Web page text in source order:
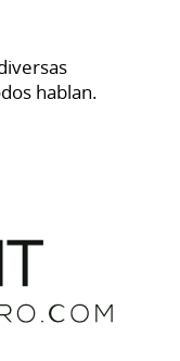
hablan.